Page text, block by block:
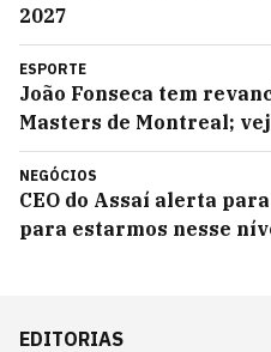
2027
ESPORTE
João Fonseca tem
Masters de Montreal;
NEGÓCIOS
CEO do Assaí alerta
para estarmos nesse
EDITORIAS